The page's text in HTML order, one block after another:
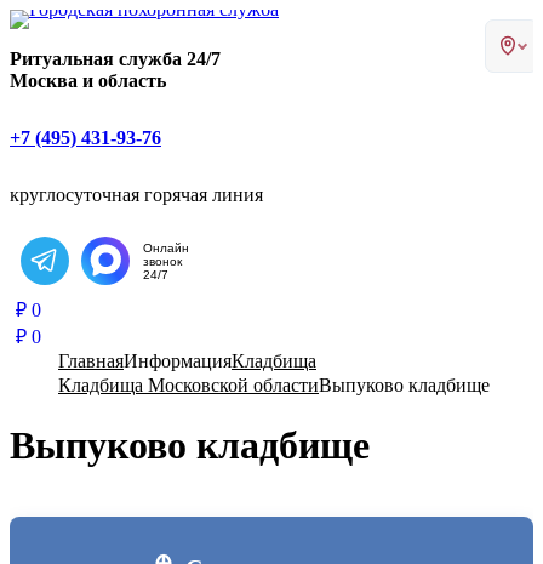
Ритуальная служба 24/7
Москва и область
+7 (495) 431-93-76
круглосуточная горячая линия
Написать в Telegram
Онлайн
звонок
24/7
₽ 0
₽ 0
ГлавнаяИнформацияКладбища
Кладбища Московской областиВыпуково кладбище
Выпуково кладбище